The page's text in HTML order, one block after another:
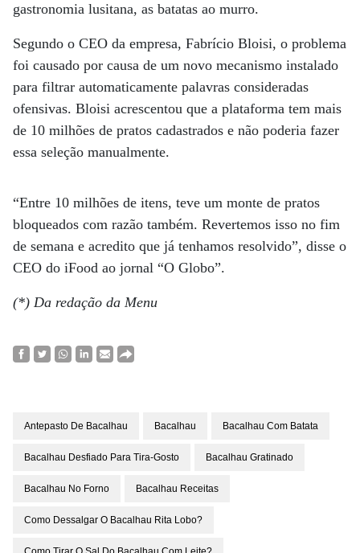
gastronomia lusitana, as batatas ao murro.
Segundo o CEO da empresa, Fabrício Bloisi, o problema
foi causado por causa de um novo mecanismo instalado
para filtrar automaticamente palavras consideradas
ofensivas. Bloisi acrescentou que a plataforma tem mais
de 10 milhões de pratos cadastrados e não poderia fazer
essa seleção manualmente.
“Entre 10 milhões de itens, teve um monte de pratos
bloqueados com razão também. Revertemos isso no fim
de semana e acredito que já tenhamos resolvido”, disse o
CEO do iFood ao jornal “O Globo”.
(*) Da redação da Menu
Antepasto De Bacalhau Bacalhau Bacalhau Com Batata
Bacalhau Desfiado Para Tira-Gosto Bacalhau Gratinado
Bacalhau No Forno Bacalhau Receitas
Como Dessalgar O Bacalhau Rita Lobo?